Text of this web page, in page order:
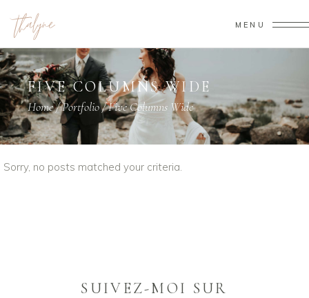
MENU
FIVE COLUMNS WIDE
Home/Portfolio/Five Columns Wide
Sorry, no posts matched your criteria.
SUIVEZ-MOI SUR